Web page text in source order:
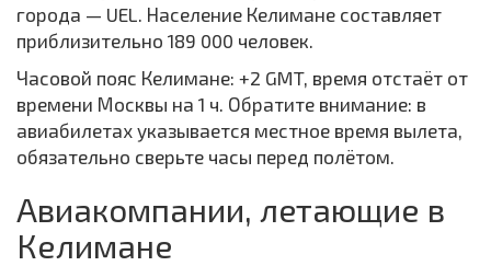
города — UEL. Население Келимане составляет
приблизительно 189 000 человек.
Часовой пояс Келимане: +2 GMT, время отстаёт от
времени Москвы на 1 ч. Обратите внимание: в
авиабилетах указывается местное время вылета,
обязательно сверьте часы перед полётом.
Авиакомпании, летающие в
Келимане